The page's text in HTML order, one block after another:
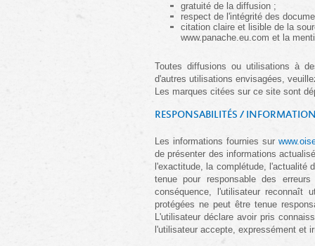
gratuité de la diffusion ;
respect de l'intégrité des
citation claire et lisible de la
www.panache.eu.com et la
Toutes diffusions ou utilisations à
d'autres utilisations envisagées,
Les marques citées sur ce site sont
RESPONSABILITÉS /
Les informations fournies sur
de présenter des informations
l'exactitude, la complétude, l'actualité
tenue pour responsable des
conséquence, l'utilisateur reconnaît
protégées ne peut être tenue
L'utilisateur déclare avoir pris
l'utilisateur accepte, expressément et